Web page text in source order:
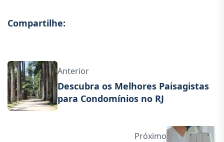
Compartilhe:
Anterior
Descubra os Melhores Paisagistas
para Condomínios no RJ
Próximo